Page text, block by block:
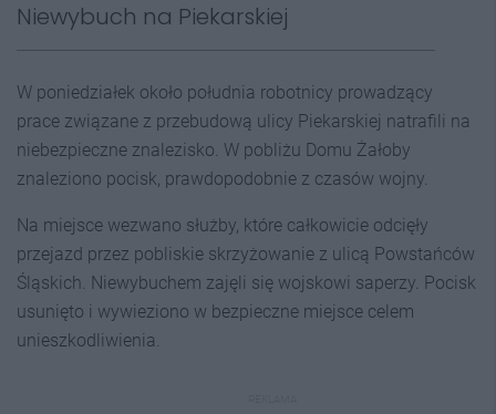
Niewybuch na Piekarskiej
W poniedziałek około południa robotnicy prowadzący
prace związane z przebudową ulicy Piekarskiej natrafili na
niebezpieczne znalezisko. W pobliżu Domu Żałoby
znaleziono pocisk, prawdopodobnie z czasów wojny.
Na miejsce wezwano służby, które całkowicie odcięły
przejazd przez pobliskie skrzyżowanie z ulicą Powstańców
Śląskich. Niewybuchem zajęli się wojskowi saperzy. Pocisk
usunięto i wywieziono w bezpieczne miejsce celem
unieszkodliwienia.